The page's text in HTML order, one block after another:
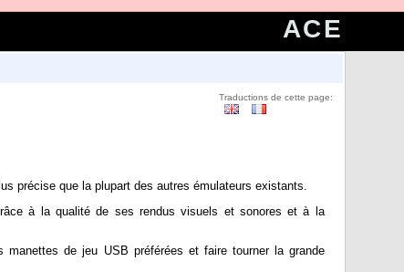
ACE
Traductions de cette page:
précise que la plupart des autres émulateurs existants.
à la qualité de ses rendus visuels et sonores et à la
de jeu USB préférées et faire tourner la grande